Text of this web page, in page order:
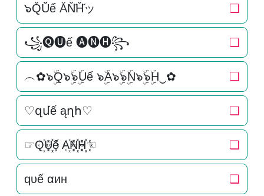
๖Q̆Ŭ̆ế ĂN̆̆H̆̆ッ ❏
꧁🅠🅤ế 🅐🅝🅗꧂ ❏
︵✿๖ۣۜQ๖ۣۜ๖ۣۜUế ๖ۣۜA๖ۣۜ๖ۣۜN๖ۣۜ๖ۣۜH‿✿ ❏
♡զմế ąղհ♡ ❏
☞Q꙰U꙰꙰ế A꙰N꙰꙰H꙰꙰☜ ❏
qυế αин ❏